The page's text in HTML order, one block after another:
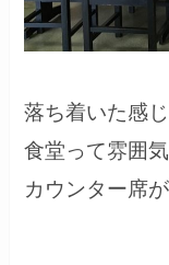
落ち着いた感
食堂って雰囲
カウンター席